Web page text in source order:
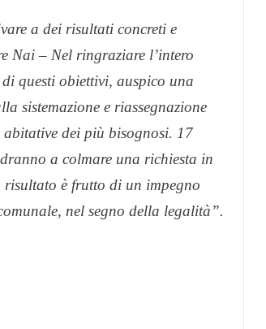
a dei risultati concreti e
Nai – Nel ringraziare l’intero
questi obiettivi, auspico una
sistemazione e riassegnazione
dei più bisognosi. 17
a colmare una richiesta in
risultato è frutto di un impegno
nel segno della legalità”.